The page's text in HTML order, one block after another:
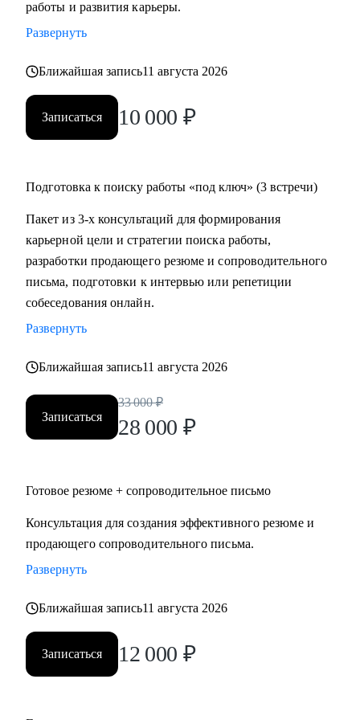
время на ее поиск, увеличить поток предложений, выйти
на новый уровень дохода.
Вашей карьерной цели.
• Провести аудит и составить убедительное резюме, чтобы
в Вас увидели серьезно настроенного и сильного
кандидата.
барьеры на пути к работе мечты.
преимущество перед другими кандидатами.
• Решить любую карьерную задачу (смена профессии,
грейда, перерывы в работе, выход из декрета, возраст 45+ и
др.)
Кому могу помочь:
• строительство, промышленность, производство
нефтегазовая отрасль;
• закупки, cнабжение, логистика, ВЭД;
• продажи, HoReCa;
работы и развития карьеры.
Развернуть
Ближайшая запись11 августа 2026
Записаться 10 000 ₽
Подготовка к поиску работы «под ключ» (3 встречи)
Пакет из 3-х консультаций для формирования
карьерной цели и стратегии поиска работы,
разработки продающего резюме и сопроводительного
письма, подготовки к интервью или репетиции
собеседования онлайн.
Развернуть
Ближайшая запись11 августа 2026
Записаться
33 000 ₽
28 000 ₽
Готовое резюме + сопроводительное письмо
Консультация для создания эффективного резюме и
продающего сопроводительного письма.
Развернуть
Ближайшая запись11 августа 2026
Записаться 12 000 ₽